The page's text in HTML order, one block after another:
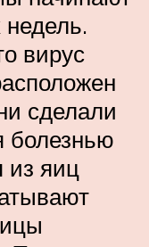
вирус
сделали
болезнью
из яиц